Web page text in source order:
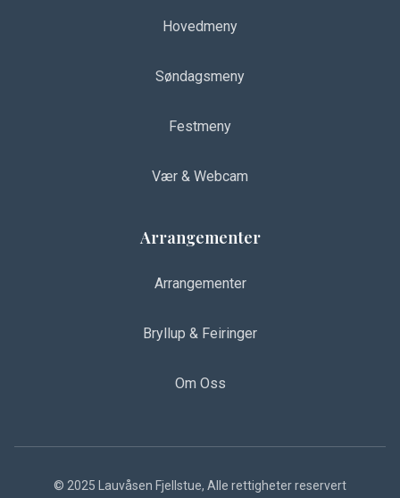
Hovedmeny
Søndagsmeny
Festmeny
Vær & Webcam
Arrangementer
Arrangementer
Bryllup & Feiringer
Om Oss
© 2025 Lauvåsen Fjellstue, Alle rettigheter reservert